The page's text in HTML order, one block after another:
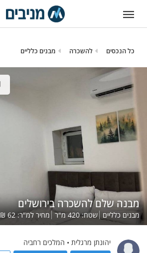
כל הנכסים להשכרה מבנים כלליים
מבנה שלם להשכרה בירושלים
מבנים כלליים שטח:420 מ"ר מחיר למ"ר: 62
₪
יהונתן מרגלית • המלכים רחביה